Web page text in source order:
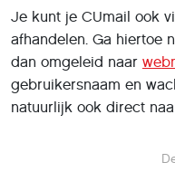
Je kunt je CUmail ook
afhandelen. Ga hiertoe
dan omgeleid naar
gebruikersnaam en
natuurlijk ook direct